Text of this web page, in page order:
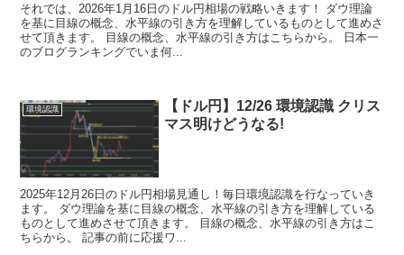
それでは、2026年1月16日のドル円相場の戦略いきます！ ダウ理論
を基に目線の概念、水平線の引き方を理解しているものとして進めさ
せて頂きます。 目線の概念、水平線の引き方はこちらから。 日本一
のブログランキングでいま何...
環境認識
【ドル円】12/26 環境認識 クリス
マス明けどうなる!
2025年12月26日のドル円相場見通し！毎日環境認識を行なっていき
ます。 ダウ理論を基に目線の概念、水平線の引き方を理解している
ものとして進めさせて頂きます。 目線の概念、水平線の引き方はこ
ちらから。 記事の前に応援ワ...